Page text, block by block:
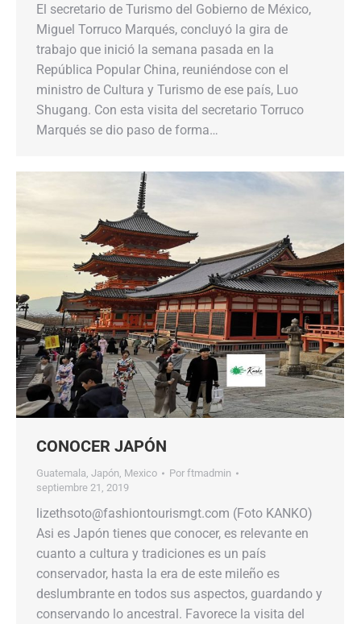
El secretario de Turismo del Gobierno de México,
Miguel Torruco Marqués, concluyó la gira de
trabajo que inició la semana pasada en la
República Popular China, reuniéndose con el
ministro de Cultura y Turismo de ese país, Luo
Shugang. Con esta visita del secretario Torruco
Marqués se dio paso de forma…
CONOCER JAPÓN
Guatemala Japón Mexico Por ftmadmin
septiembre 21, 2019
lizethsoto@fashiontourismgt.com (Foto KANKO)
Asi es Japón tienes que conocer, es relevante en
cuanto a cultura y tradiciones es un país
conservador, hasta la era de este mileño es
deslumbrante en todos sus aspectos, guardando y
conservando lo ancestral. Favorece la visita del